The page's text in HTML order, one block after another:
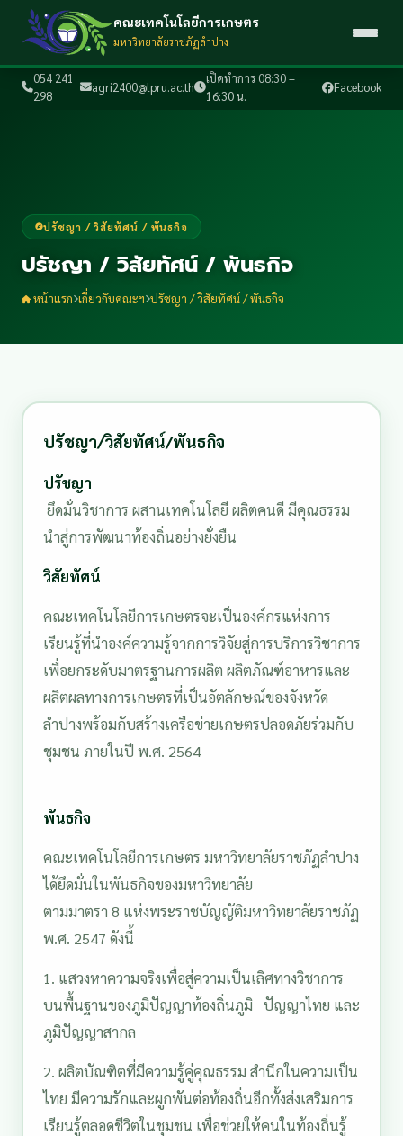
054 241
298
agri2400@lpru.ac.th
เปิดทำการ 08:30 –
16:30 น.
Facebook
คณะเทคโนโลยีการเกษตร
มหาวิทยาลัยราชภัฏลำปาง
ปรัชญา / วิสัยทัศน์ / พันธกิจ
ปรัชญา / วิสัยทัศน์ / พันธกิจ
หน้าแรก เกี่ยวกับคณะฯ ปรัชญา / วิสัยทัศน์ / พันธกิจ
ปรัชญา/วิสัยทัศน์/พันธกิจ
ปรัชญา
ยึดมั่นวิชาการ ผสานเทคโนโลยี ผลิตคนดี มีคุณธรรม
นำสู่การพัฒนาท้องถิ่นอย่างยั่งยืน
วิสัยทัศน์
คณะเทคโนโลยีการเกษตรจะเป็นองค์กรแห่งการ
เรียนรู้ที่นำองค์ความรู้จากการวิจัยสู่การบริการวิชาการ
เพื่อยกระดับมาตรฐานการผลิต ผลิตภัณฑ์อาหารและ
ผลิตผลทางการเกษตรที่เป็นอัตลักษณ์ของจังหวัด
ลำปางพร้อมกับสร้างเครือข่ายเกษตรปลอดภัยร่วมกับ
ชุมชน ภายในปี พ.ศ. 2564
พันธกิจ
คณะเทคโนโลยีการเกษตร มหาวิทยาลัยราชภัฏลำปาง
ได้ยึดมั่นในพันธกิจของมหาวิทยาลัย
ตามมาตรา 8 แห่งพระราชบัญญัติมหาวิทยาลัยราชภัฏ
พ.ศ. 2547 ดังนี้
1. แสวงหาความจริงเพื่อสู่ความเป็นเลิศทางวิชาการ
บนพื้นฐานของภูมิปัญญาท้องถิ่นภูมิ ปัญญาไทย และ
ภูมิปัญญาสากล
2. ผลิตบัณฑิตที่มีความรู้คู่คุณธรรม สำนึกในความเป็น
ไทย มีความรักและผูกพันต่อท้องถิ่นอีกทั้งส่งเสริมการ
เรียนรู้ตลอดชีวิตในชุมชน เพื่อช่วยให้คนในท้องถิ่นรู้